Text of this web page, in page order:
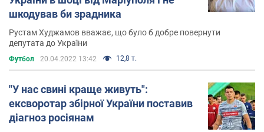
шкодував би зрадника
Рустам Худжамов вважає, що було б добре повернути
депутата до України
Футбол 20.04.2022 13:42 12,8 т.
"У нас свині краще живуть":
ексворотар збірної України поставив
діагноз росіянам